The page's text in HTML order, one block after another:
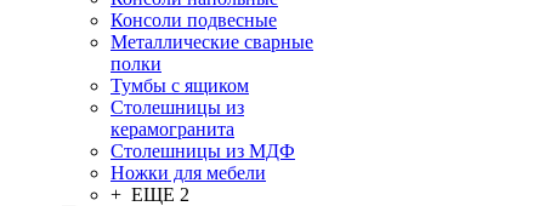
Консоли подвесные
Металлические сварные
полки
Тумбы с ящиком
Столешницы из
керамогранита
Столешницы из МДФ
Ножки для мебели
+ ЕЩЕ 2